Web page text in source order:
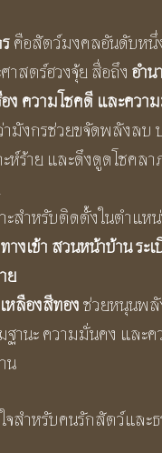
คือสัตว์มงคลอันดับหนึ่
าสตร์ฮวงจุ้ย สื่อถึง อำน
อง ความโชคดี และควา
ามังกรช่วยขจัดพลังลบ
ะห์ร้าย และดึงดูดโชคล
ะสำหรับติดตั้งในตำแ
ทางเข้า สวนหน้าบ้าน ระ
ย
หลืองสีทองช่วยหนุนพลั
ฐานะ ความมั่นคง และ
น
จสำหรับคนรักสัตว์และ